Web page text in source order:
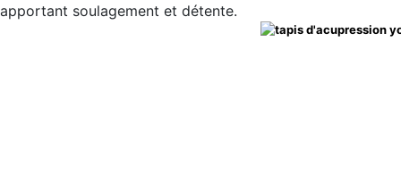
apportant soulagement et détente.